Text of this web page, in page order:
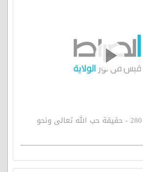
مصباح الهداية 280 - حقيقة حب الله تعالى ونحو